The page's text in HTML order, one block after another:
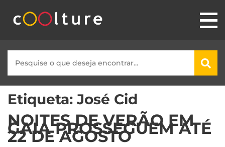
Etiqueta:José Cid
NOITES DE VERÃO EM
GAIA PROSSEGUEM ATÉ
22 DE AGOSTO